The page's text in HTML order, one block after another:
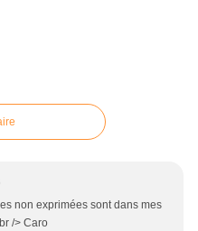
non exprimées sont dans mes
/> Caro